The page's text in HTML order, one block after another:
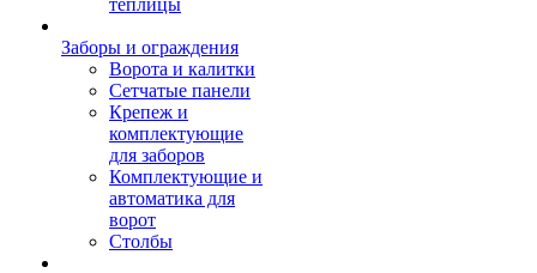
теплицы
Заборы и ограждения
Ворота и калитки
Сетчатые панели
Крепеж и
комплектующие
для заборов
Комплектующие и
автоматика для
ворот
Столбы